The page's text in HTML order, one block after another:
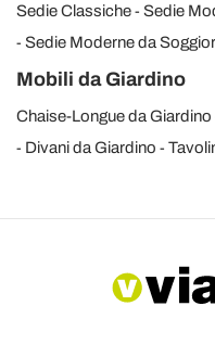
Sedie Classiche
Sedie
Sedie Moderne da
Mobili da Giardino
Chaise-Longue da Giardino
Divani da Giardino